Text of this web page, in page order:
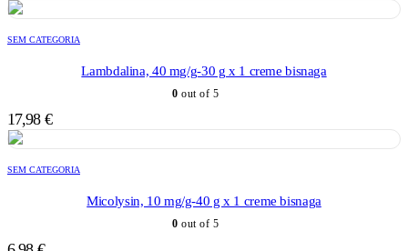
SEM CATEGORIA
Lambdalina, 40 mg/g-30 g x 1 creme bisnaga
0 out of 5
17,98 €
SEM CATEGORIA
Micolysin, 10 mg/g-40 g x 1 creme bisnaga
0 out of 5